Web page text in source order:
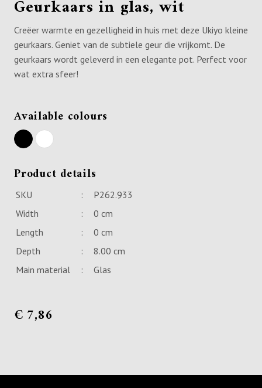
Geurkaars in glas, wit
Creëer warmte en gezelligheid in huis met deze Ukiyo kleine
geurkaars. Geniet van de subtiele geur die vrijkomt. De
geurkaars wordt geleverd in een elegante pot. Perfect voor
wat extra sfeer!
Available colours
Product details
SKU :
P262.933
Width
:
0 cm
Length
:
0 cm
Depth
:
8.00 cm
Main material
: Glas
€ 7,86